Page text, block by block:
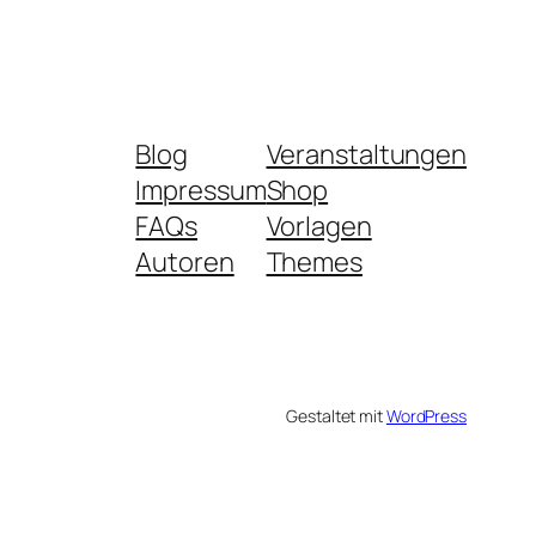
Blog
Impressum
FAQs
Autoren
Veranstaltungen
Shop
Vorlagen
Themes
Gestaltet mitWordPress